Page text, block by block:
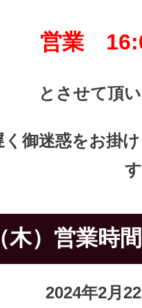
営業
とさせて頂
御迷惑をお掛け
す
木）営業時
2024年2月